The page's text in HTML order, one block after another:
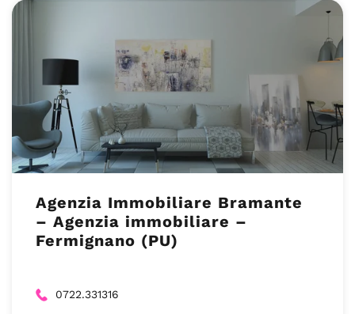
Agenzia Immobiliare Bramante
– Agenzia immobiliare –
Fermignano (PU)
0722.331316